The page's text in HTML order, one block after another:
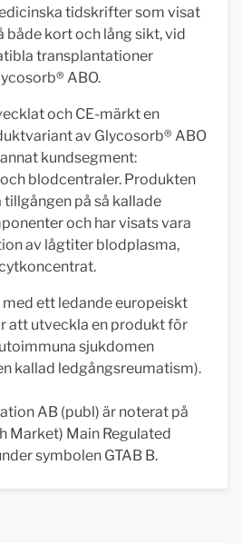
tidskrifter som visat
både kort och lång sikt, vid
transplantationer
ABO.
och CE-märkt en
av Glycosorb® ABO
kundsegment:
blodcentraler. Produkten
på så kallade
och har visats vara
av lågtiter blodplasma,
ett ledande europeiskt
att utveckla en produkt för
sjukdomen
kallad ledgångsreumatism).
AB (publ) är noterat på
Market) Main Regulated
symbolen GTAB B.